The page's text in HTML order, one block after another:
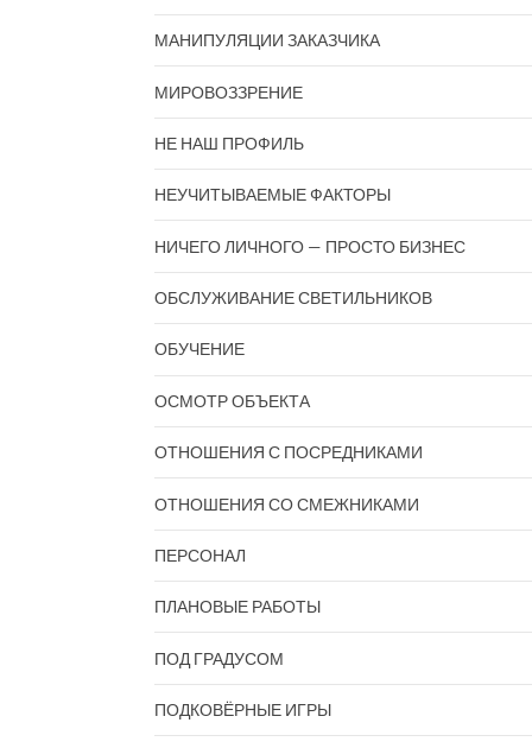
МАНИПУЛЯЦИИ ЗАКАЗЧИКА
МИРОВОЗЗРЕНИЕ
НЕ НАШ ПРОФИЛЬ
НЕУЧИТЫВАЕМЫЕ ФАКТОРЫ
НИЧЕГО ЛИЧНОГО — ПРОСТО БИЗНЕС
ОБСЛУЖИВАНИЕ СВЕТИЛЬНИКОВ
ОБУЧЕНИЕ
ОСМОТР ОБЪЕКТА
ОТНОШЕНИЯ С ПОСРЕДНИКАМИ
ОТНОШЕНИЯ СО СМЕЖНИКАМИ
ПЕРСОНАЛ
ПЛАНОВЫЕ РАБОТЫ
ПОД ГРАДУСОМ
ПОДКОВЁРНЫЕ ИГРЫ